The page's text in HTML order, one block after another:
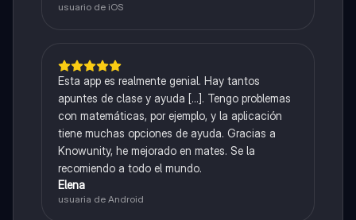
usuario de iOS
Esta app es realmente genial. Hay tantos
apuntes de clase y ayuda [...]. Tengo problemas
con matemáticas, por ejemplo, y la aplicación
tiene muchas opciones de ayuda. Gracias a
Knowunity, he mejorado en mates. Se la
recomiendo a todo el mundo.
Elena
usuaria de Android